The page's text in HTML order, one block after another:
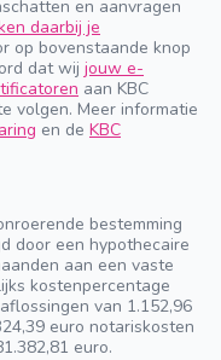
en aanvragen
daarbij je
op bovenstaande knop
dat wij jouw e-
aan KBC
volgen. Meer informatie
en de KBC
bestemming
door een hypothecaire
aan een vaste
kostenpercentage
van 1.152,96
euro notariskosten
euro.